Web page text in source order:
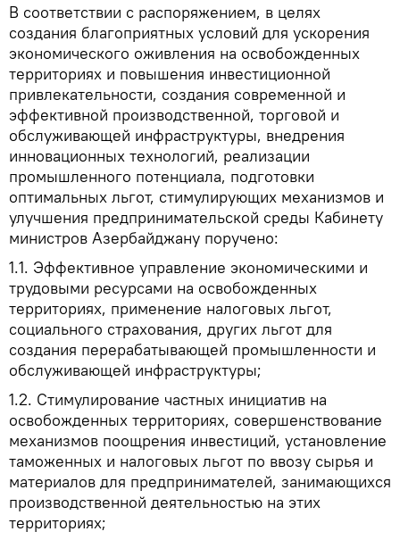
В соответствии с распоряжением, в целях
создания благоприятных условий для ускорения
экономического оживления на освобожденных
территориях и повышения инвестиционной
привлекательности, создания современной и
эффективной производственной, торговой и
обслуживающей инфраструктуры, внедрения
инновационных технологий, реализации
промышленного потенциала, подготовки
оптимальных льгот, стимулирующих механизмов и
улучшения предпринимательской среды Кабинету
министров Азербайджану поручено:
1.1. Эффективное управление экономическими и
трудовыми ресурсами на освобожденных
территориях, применение налоговых льгот,
социального страхования, других льгот для
создания перерабатывающей промышленности и
обслуживающей инфраструктуры;
1.2. Стимулирование частных инициатив на
освобожденных территориях, совершенствование
механизмов поощрения инвестиций, установление
таможенных и налоговых льгот по ввозу сырья и
материалов для предпринимателей, занимающихся
производственной деятельностью на этих
территориях;